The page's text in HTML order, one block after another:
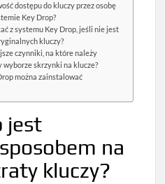
dostępu do kluczy przez osobę
Key Drop?
z systemu Key Drop, jeśli nie jest
kluczy?
czynniki, na które należy
wyborze skrzynki na klucze?
można zainstalować
jest
na
kluczy?